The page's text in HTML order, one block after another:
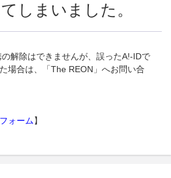
しまいました。
解除はできませんが、誤ったA!-IDで
場合は、「The REON」へお問い合
ォーム】